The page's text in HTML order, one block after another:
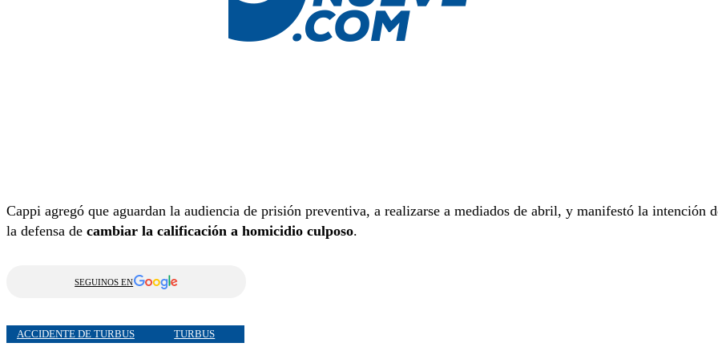
Cappi agregó que aguardan la audiencia de prisión preventiva, a realizarse a mediados de abril, y manifestó la intención
la defensa de cambiar la calificación a homicidio culposo.
SEGUINOS EN
ACCIDENTE DE TURBUS TURBUS